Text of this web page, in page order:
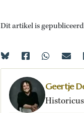
Dit artikel is
Geertje